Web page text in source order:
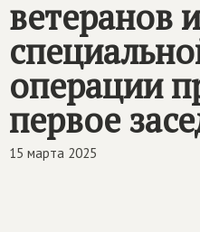
ветеранов
операции
первое
15 марта 2025